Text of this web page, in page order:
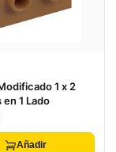
1 x 2
en 1 Lado
Añadir